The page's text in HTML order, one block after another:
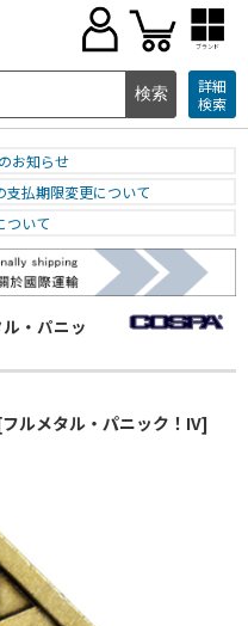
ブランド
詳細
検索
お知らせ
支払期限変更について
ついて
・パニッ
ルメタル・パニック！IV]